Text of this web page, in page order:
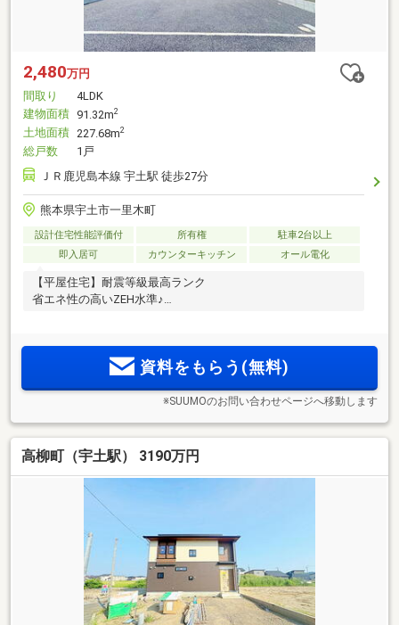
2,480万円
間取り
4LDK
建物面積 91.32m2
土地面積 227.68m2
総戸数
1戸
ＪＲ鹿児島本線 宇土駅 徒歩27分
熊本県宇土市一里木町
設計住宅性能評価付 所有権
駐車2台以上
即入居可
カウンターキッチン オール電化
【平屋住宅】耐震等級最高ランク
省エネ性の高いZEH水準♪
資料をもらう(無料)
※SUUMOのお問い合わせページへ移動します
高柳町（宇土駅） 3190万円